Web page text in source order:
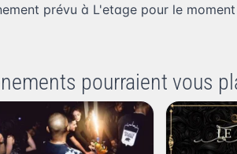
prévu à L'etage pour le
pourraient vous